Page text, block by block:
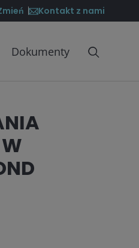
Kontakt z nami
Dokumenty